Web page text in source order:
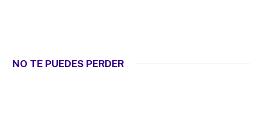
NO TE PUEDES PERDER